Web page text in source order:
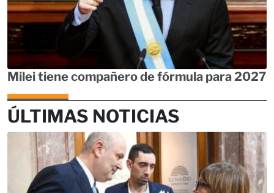
Milei tiene compañero de fórmula para 2027
ÚLTIMAS NOTICIAS